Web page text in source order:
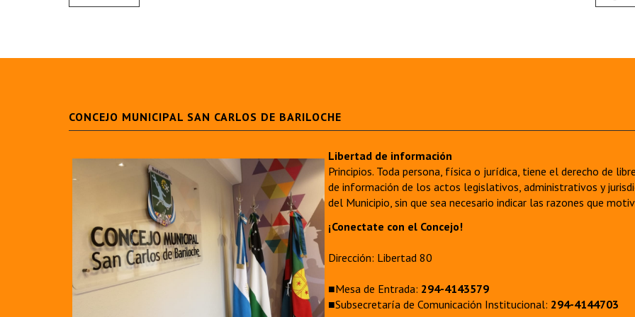
CONCEJO MUNICIPAL SAN CARLOS DE BARILOCHE
Libertad de información
Principios. Toda persona, física o jurídica, tiene el derecho de
de información de los actos legislativos, administrativos y
del Municipio, sin que sea necesario indicar las razones que
¡Conectate con el Concejo!
Dirección: Libertad 80
■Mesa de Entrada: 294-4143579
■Subsecretaría de Comunicación Institucional: 294-4144703